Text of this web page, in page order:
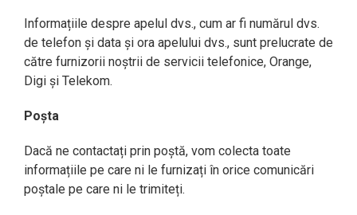
Informațiile despre apelul dvs., cum ar fi numărul dvs.
de telefon și data și ora apelului dvs., sunt prelucrate de
către furnizorii noștrii de servicii telefonice, Orange,
Digi și Telekom.
Poșta
Dacă ne contactați prin poștă, vom colecta toate
informațiile pe care ni le furnizați în orice comunicări
poștale pe care ni le trimiteți.